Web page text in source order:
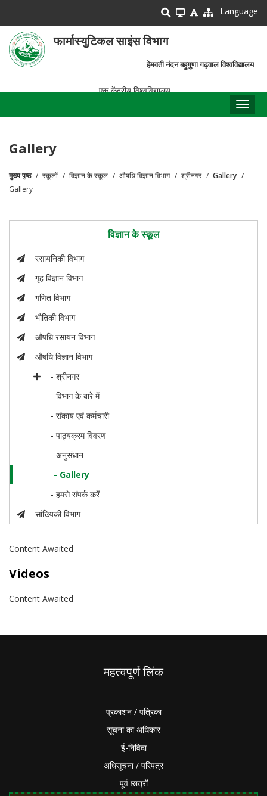
main
content
Language
फार्मास्युटिकल साइंस विभाग
हेमवती नंदन बहुगुणा गढ़वाल विश्वविद्यालय
एक केंद्रीय विश्वविद्यालय
Gallery
पग
मुख्य पृष्ठ स्कूलों विज्ञान के स्कूल औषधि विज्ञान विभाग श्रीनगर
Gallery
Gallery
विज्ञान के स्कूल
रसायनिकी विभाग
गृह विज्ञान विभाग
गणित विभाग
भौतिकी विभाग
औषधि रसायन विभाग
औषधि विज्ञान विभाग
- श्रीनगर
- विभाग के बारे में
- संकाय एवं कर्मचारी
- पाठ्यक्रम विवरण
- अनुसंधान
- Gallery
- हमसे संपर्क करें
सांख्यिकी विभाग
Content Awaited
Videos
Content Awaited
महत्वपूर्ण लिंक
प्रकाशन / पत्रिका
सूचना का अधिकार
ई-निविदा
अधिसूचना / परिपत्र
पूर्व छात्रों